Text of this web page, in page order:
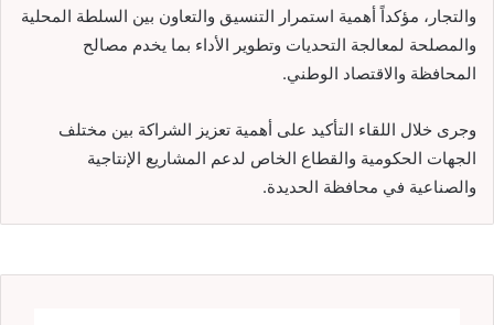
والتجار، مؤكداً أهمية استمرار التنسيق والتعاون بين السلطة المحلية
والمصلحة لمعالجة التحديات وتطوير الأداء بما يخدم مصالح
المحافظة والاقتصاد الوطني.
وجرى خلال اللقاء التأكيد على أهمية تعزيز الشراكة بين مختلف
الجهات الحكومية والقطاع الخاص لدعم المشاريع الإنتاجية
والصناعية في محافظة الحديدة.